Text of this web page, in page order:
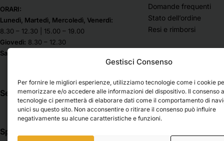
Gestisci Consenso
Per fornire le migliori esperienze, utilizziamo tecnologie come i cookie
memorizzare e/o accedere alle informazioni del dispositivo. Il consenso
tecnologie ci permetterà di elaborare dati come il comportamento di
unici su questo sito. Non acconsentire o ritirare il consenso può influire
negativamente su alcune caratteristiche e funzioni.
ORARI:
Lunedì, Martedì, Mercoledì, Venerdì:
8.30 – 12.30 | 15.00 – 19.00
Giovedì: 8.30 – 12.30
Sabato & Domenica chiuso
Seguici su
Domande frequenti
Stato dell’ordine
Resi e rimborsi
Spedizioni